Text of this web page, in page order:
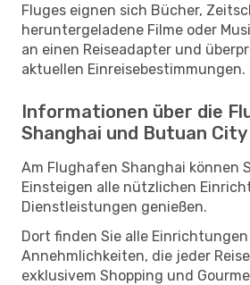
Fluges eignen sich Bücher,
heruntergeladene Filme oder
an einen Reiseadapter und
aktuellen Einreisebestimmungen.
Informationen über die
Shanghai und Butuan City
Am Flughafen Shanghai können
Einsteigen alle nützlichen
Dienstleistungen genießen.
Dort finden Sie alle
Annehmlichkeiten, die jeder
exklusivem Shopping und